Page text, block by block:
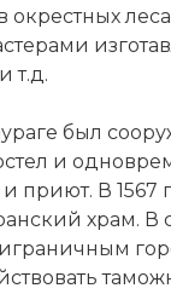
окрестных
т.д.
был
и
приют. В 1567
храм. В